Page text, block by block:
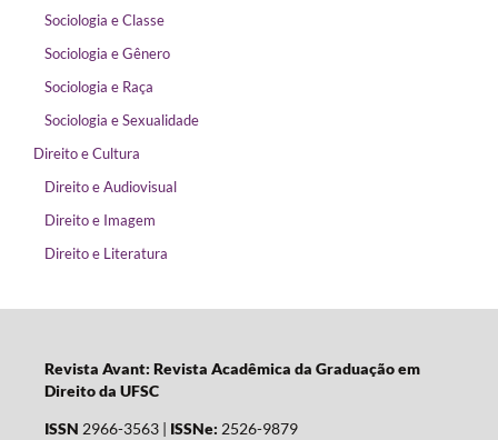
Sociologia e Classe
Sociologia e Gênero
Sociologia e Raça
Sociologia e Sexualidade
Direito e Cultura
Direito e Audiovisual
Direito e Imagem
Direito e Literatura
Revista Avant: Revista Acadêmica da Graduação em
Direito da UFSC
ISSN 2966-3563 | ISSNe: 2526-9879